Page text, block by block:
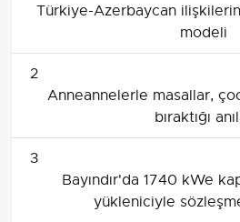
Türkiye-Azerbaycan
modeli
2
Anneannelerle masallar,
bıraktığı
3
Bayındır'da 1740 kWe
yükleniciyle